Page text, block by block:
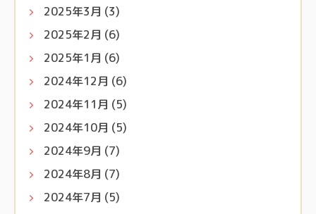
2025年3月 (3)
2025年2月 (6)
2025年1月 (6)
2024年12月 (6)
2024年11月 (5)
2024年10月 (5)
2024年9月 (7)
2024年8月 (7)
2024年7月 (5)